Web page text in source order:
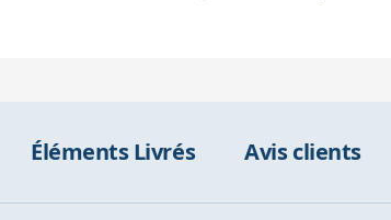
Éléments Livrés Avis clients